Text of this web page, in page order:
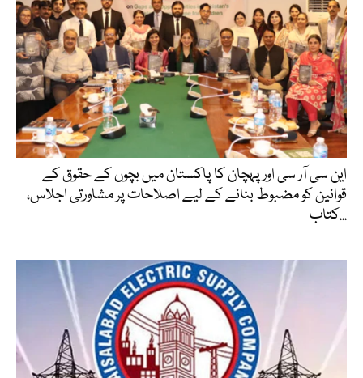
این سی آر سی اور پہچان کا پاکستان میں بچوں کے حقوق کے
قوانین کو مضبوط بنانے کے لیے اصلاحات پر مشاورتی اجلاس،
کتاب...